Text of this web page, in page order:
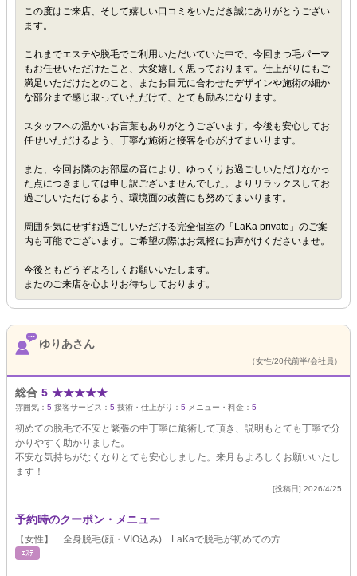
この度はご来店、そして嬉しい口コミをいただき誠にありがとうござい
ます。
これまでエステや脱毛でご利用いただいていた中で、今回まつ毛パーマ
もお任せいただけたこと、大変嬉しく思っております。仕上がりにもご
満足いただけたとのこと、またお目元に合わせたデザインや施術の細か
な部分まで感じ取っていただけて、とても励みになります。
スタッフへの温かいお言葉もありがとうございます。今後も安心してお
任せいただけるよう、丁寧な施術と接客を心がけてまいります。
また、今回お隣のお部屋の音により、ゆっくりお過ごしいただけなかっ
た点につきましては申し訳ございませんでした。よりリラックスしてお
過ごしいただけるよう、環境面の改善にも努めてまいります。
周囲を気にせずお過ごしいただける完全個室の「LaKa private」のご案
内も可能でございます。ご希望の際はお気軽にお声がけくださいませ。
今後ともどうぞよろしくお願いいたします。
またのご来店を心よりお待ちしております。
ゆりあさん
（女性/20代前半/会社員）
総合 5 ★★★★★
雰囲気： 5 接客サービス： 5 技術・仕上がり： 5 メニュー・料金： 5
初めての脱毛で不安と緊張の中丁寧に施術して頂き、説明もとても丁寧で分
かりやすく助かりました。
不安な気持ちがなくなりとても安心しました。来月もよろしくお願いいたし
ます！
[投稿日] 2026/4/25
予約時のクーポン・メニュー
【女性】 全身脱毛(顔・VIO込み) LaKaで脱毛が初めての方
ｴｽﾃ